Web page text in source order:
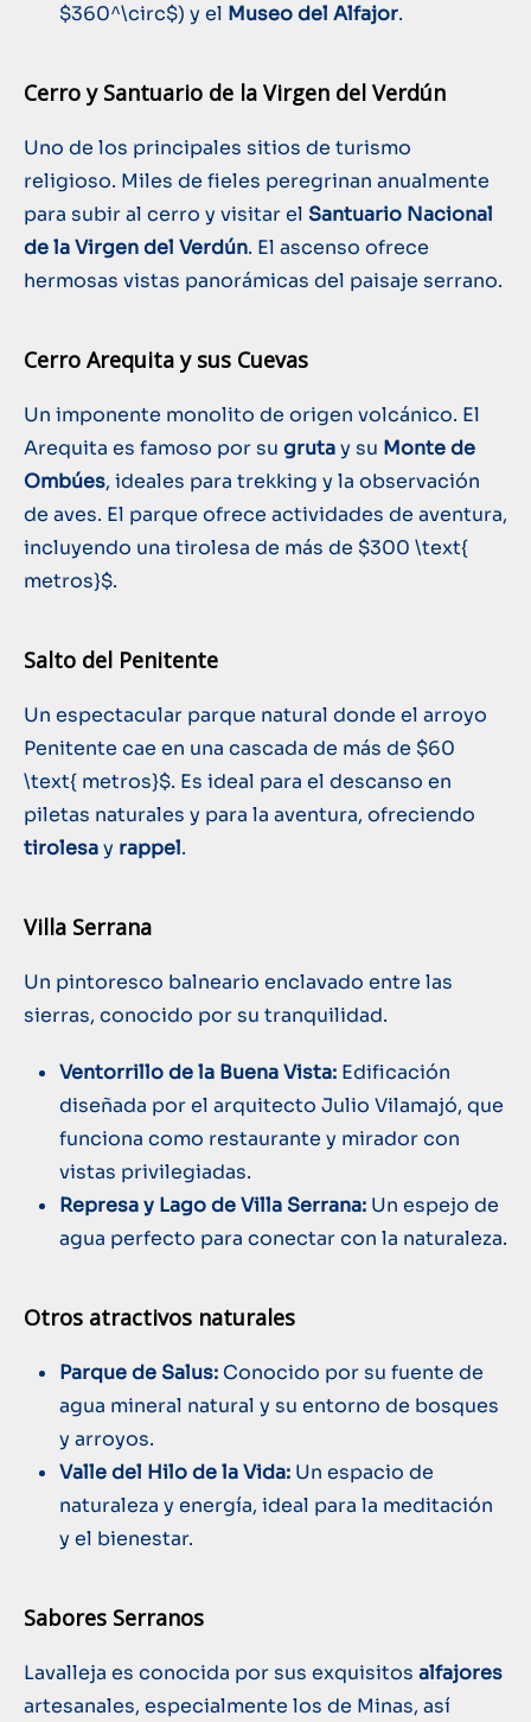
$360^\circ$) y el Museo del Alfajor.
Cerro y Santuario de la Virgen del Verdún
Uno de los principales sitios de turismo
religioso. Miles de fieles peregrinan anualmente
para subir al cerro y visitar el Santuario Nacional
de la Virgen del Verdún. El ascenso ofrece
hermosas vistas panorámicas del paisaje serrano.
Cerro Arequita y sus Cuevas
Un imponente monolito de origen volcánico. El
Arequita es famoso por su grutay su Monte de
Ombúes, ideales para trekking y la observación
de aves. El parque ofrece actividades de aventura,
incluyendo una tirolesa de más de $300 \text{
metros}$.
Salto del Penitente
Un espectacular parque natural donde el arroyo
Penitente cae en una cascada de más de $60
\text{ metros}$. Es ideal para el descanso en
piletas naturales y para la aventura, ofreciendo
tirolesay rappel.
Villa Serrana
Un pintoresco balneario enclavado entre las
sierras, conocido por su tranquilidad.
Ventorrillo de la Buena Vista: Edificación
diseñada por el arquitecto Julio Vilamajó, que
funciona como restaurante y mirador con
vistas privilegiadas.
Represa y Lago de Villa Serrana: Un espejo de
agua perfecto para conectar con la naturaleza.
Otros atractivos naturales
Parque de Salus: Conocido por su fuente de
agua mineral natural y su entorno de bosques
y arroyos.
Valle del Hilo de la Vida: Un espacio de
naturaleza y energía, ideal para la meditación
y el bienestar.
Sabores Serranos
Lavalleja es conocida por sus exquisitos alfajores
artesanales, especialmente los de Minas, así